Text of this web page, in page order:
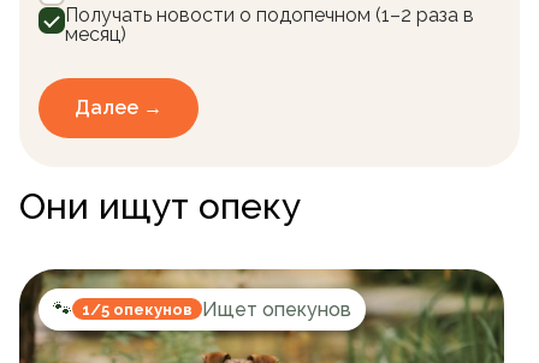
Получать новости о подопечном (1–2 раза в
месяц)
Далее →
Они ищут опеку
🐾 1/5 опекунов Ищет опекунов